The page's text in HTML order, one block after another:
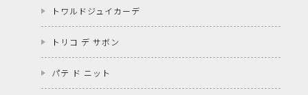
トワルドジュイカーデ
トリコ デ サボン
パテ ド ニット